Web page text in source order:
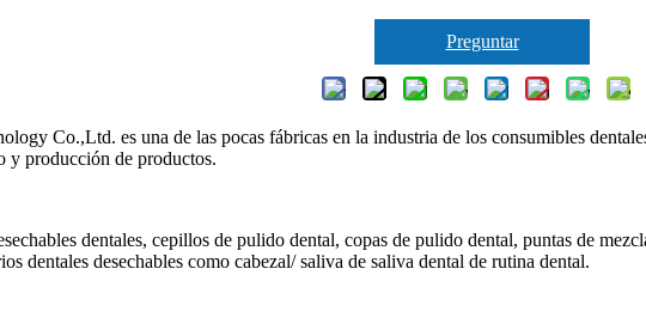
Preguntar
Co.,Ltd. es una de las pocas fábricas en la industria de los consumibles
y producción de productos.
dentales, cepillos de pulido dental, copas de pulido dental, puntas de
dentales desechables como cabezal/ saliva de saliva dental de rutina dental.